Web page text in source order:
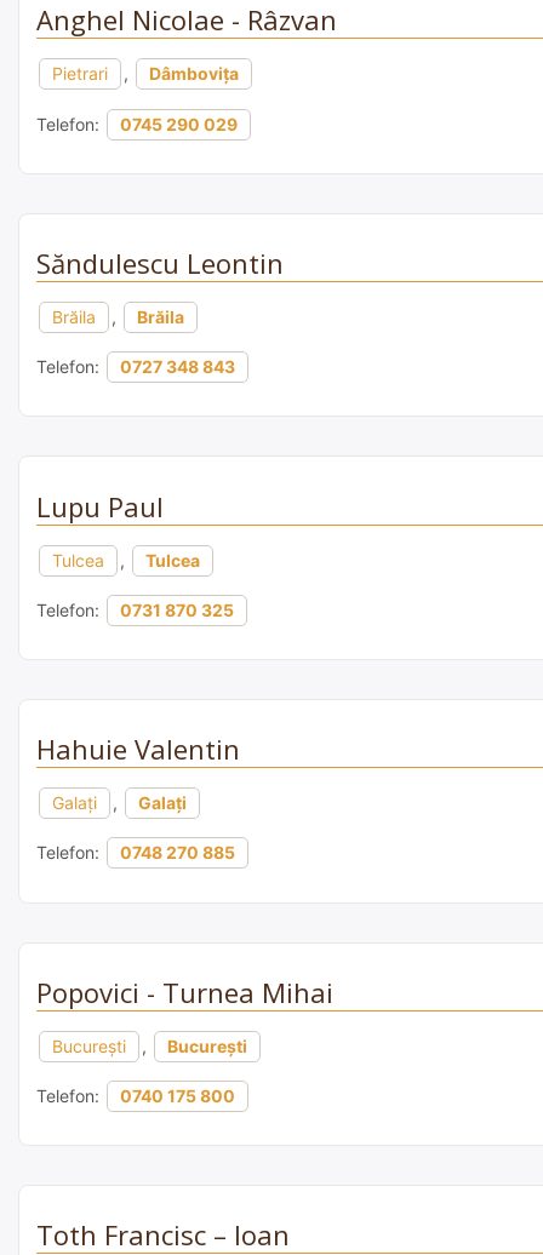
Anghel Nicolae - Râzvan
Pietrari , Dâmbovița
Telefon: 0745 290 029
Săndulescu Leontin
Brăila , Brăila
Telefon: 0727 348 843
Lupu Paul
Tulcea , Tulcea
Telefon: 0731 870 325
Hahuie Valentin
Galați , Galați
Telefon: 0748 270 885
Popovici - Turnea Mihai
București , București
Telefon: 0740 175 800
Toth Francisc – Ioan